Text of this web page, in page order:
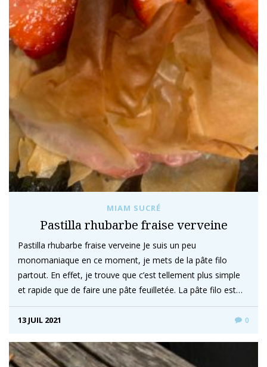
MIAM SUCRÉ
Pastilla rhubarbe fraise verveine
Pastilla rhubarbe fraise verveine Je suis un peu
monomaniaque en ce moment, je mets de la pâte filo
partout. En effet, je trouve que c’est tellement plus simple
et rapide que de faire une pâte feuilletée. La pâte filo est…
13 JUIL 2021 0